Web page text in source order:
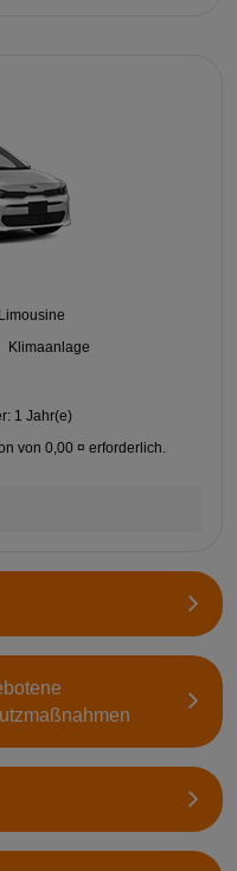
Limousine
Klimaanlage
1 Jahr(e)
von 0,00 ¤ erforderlich.